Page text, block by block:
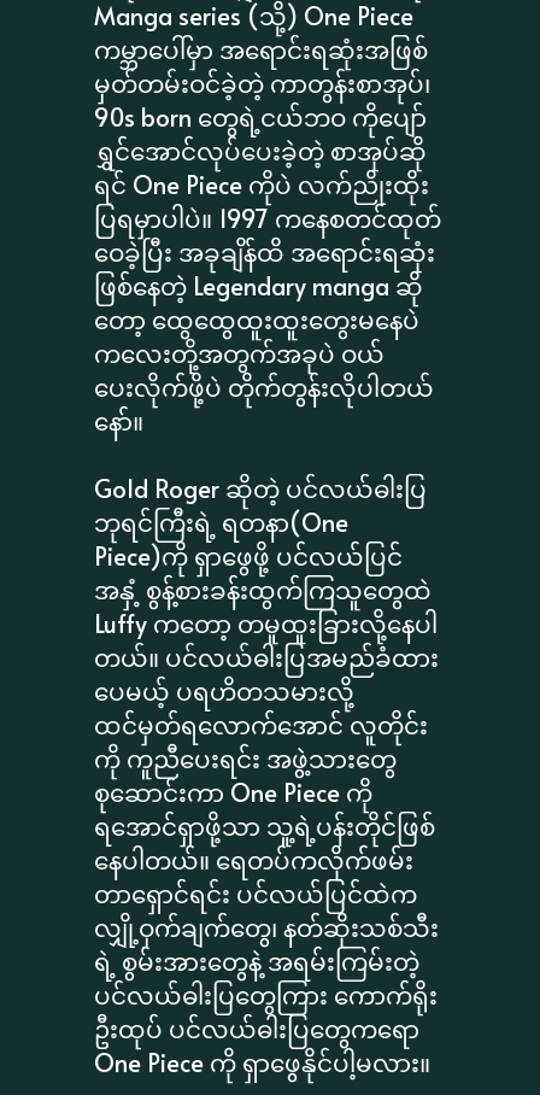
Manga series (သို့) One Piece
ကမ္ဘာပေါ်မှာ အရောင်းရဆုံးအဖြစ်
မှတ်တမ်းဝင်ခဲ့တဲ့ ကာတွန်းစာအုပ်၊
90s born တွေရဲ့ငယ်ဘဝ ကိုပျော်
ရွှင်အောင်လုပ်ပေးခဲ့တဲ့ စာအုပ်ဆို
ရင် One Piece ကိုပဲ လက်ညိုးထိုး
ပြရမှာပါပဲ။ 1997 ကနေစတင်ထုတ်
ဝေခဲ့ပြီး အခုချိန်ထိ အရောင်းရဆုံး
ဖြစ်နေတဲ့ Legendary manga ဆို
တော့ ထွေထွေထူးထူးတွေးမနေပဲ
ကလေးတို့အတွက်အခုပဲ ဝယ်
ပေးလိုက်ဖို့ပဲ တိုက်တွန်းလိုပါတယ်
နော်။
Gold Roger ဆိုတဲ့ ပင်လယ်ဓါးပြ
ဘုရင်ကြီးရဲ့ ရတနာ(One
Piece)ကို ရှာဖွေဖို့ ပင်လယ်ပြင်
အနှံ့ စွန့်စားခန်းထွက်ကြသူတွေထဲ
Luffy ကတော့ တမူထူးခြားလို့နေပါ
တယ်။ ပင်လယ်ဓါးပြအမည်ခံထား
ပေမယ့် ပရဟိတသမားလို့
ထင်မှတ်ရလောက်အောင် လူတိုင်း
ကို ကူညီပေးရင်း အဖွဲ့သားတွေ
စုဆောင်းကာ One Piece ကို
ရအောင်ရှာဖို့သာ သူ့ရဲ့ပန်းတိုင်ဖြစ်
နေပါတယ်။ ရေတပ်ကလိုက်ဖမ်း
တာရှောင်ရင်း ပင်လယ်ပြင်ထဲက
လျှို့ဝှက်ချက်တွေ၊ နတ်ဆိုးသစ်သီး
ရဲ့ စွမ်းအားတွေနဲ့ အရမ်းကြမ်းတဲ့
ပင်လယ်ဓါးပြတွေကြား ကောက်ရိုး
ဦးထုပ် ပင်လယ်ဓါးပြတွေကရော
One Piece ကို ရှာဖွေနိုင်ပါ့မလား။